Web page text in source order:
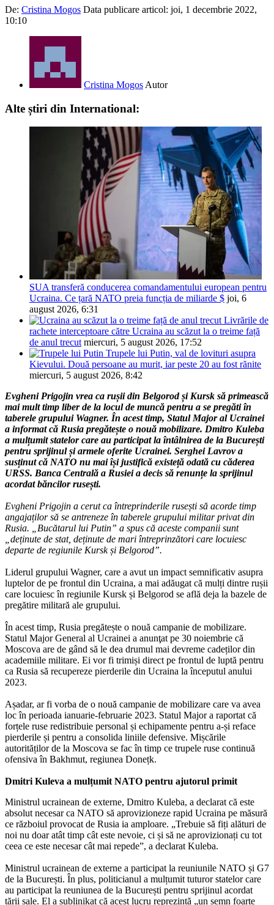
De: Cristina Mogos Data publicare articol: joi, 1 decembrie 2022,
10:10
Cristina Mogos Autor
Alte știri din International:
SUA transferă conducerea comandamentului european pentru
Ucraina. Ce țară NATO preia funcția de miliarde $ joi, 6
august 2026, 6:31
Livrările de
rachete interceptoare către Ucraina au scăzut la o treime față
de anul trecut miercuri, 5 august 2026, 17:52
Trupele lui Putin, val de lovituri asupra
Kievului. Două persoane au murit, iar peste 20 au fost rănite
miercuri, 5 august 2026, 8:42
Evgheni Prigojin vrea ca rușii din Belgorod și Kursk să primească
mai mult timp liber de la locul de muncă pentru a se pregăti în
taberele grupului Wagner. În acest timp, Statul Major al Ucrainei
a informat că Rusia pregătește o nouă mobilizare. Dmitro Kuleba
a mulțumit statelor care au participat la întâlnirea de la București
pentru sprijinul și armele oferite Ucrainei. Serghei Lavrov a
susținut că NATO nu mai își justifică existeță odată cu căderea
URSS. Banca Centrală a Rusiei a decis să renunțe la sprijinul
acordat băncilor rusești.
Evgheni Prigojin a cerut ca întreprinderile rusești să acorde timp
angajaților să se antreneze în taberele grupului militar privat din
Rusia. „Bucătarul lui Putin” a spus că aceste companii sunt
„deținute de stat, deținute de mari întreprinzători care locuiesc
departe de regiunile Kursk și Belgorod”.
Liderul grupului Wagner, care a avut un impact semnificativ asupra
luptelor de pe frontul din Ucraina, a mai adăugat că mulți dintre rușii
care locuiesc în regiunile Kursk și Belgorod se află deja la bazele de
pregătire militară ale grupului.
În acest timp, Rusia pregătește o nouă campanie de mobilizare.
Statul Major General al Ucrainei a anunţat pe 30 noiembrie că
Moscova are de gând să le dea drumul mai devreme cadeților din
academiile militare. Ei vor fi trimiși direct pe frontul de luptă pentru
ca Rusia să recupereze pierderile din Ucraina la începutul anului
2023.
Așadar, ar fi vorba de o nouă campanie de mobilizare care va avea
loc în perioada ianuarie-februarie 2023. Statul Major a raportat că
forțele ruse redistribuie personal și echipamente pentru a-și reface
pierderile și pentru a consolida liniile defensive. Mișcările
autorităților de la Moscova se fac în timp ce trupele ruse continuă
ofensiva în Bakhmut, regiunea Donețk.
Dmitri Kuleva a mulțumit NATO pentru ajutorul primit
Ministrul ucrainean de externe, Dmitro Kuleba, a declarat că este
absolut necesar ca NATO să aprovizioneze rapid Ucraina pe măsură
ce războiul provocat de Rusia ia amploare. „Trebuie să fiți alături de
noi nu doar atât timp cât este nevoie, ci și să ne aprovizionați cu tot
ceea ce este necesar cât mai repede”, a declarat Kuleba.
Ministrul ucrainean de externe a participat la reuniunile NATO și G7
de la București. În plus, politicianul a mulțumit tuturor statelor care
au participat la reuniunea de la București pentru sprijinul acordat
țării sale. El a sublinikat că acest lucru reprezintă „un semn foarte